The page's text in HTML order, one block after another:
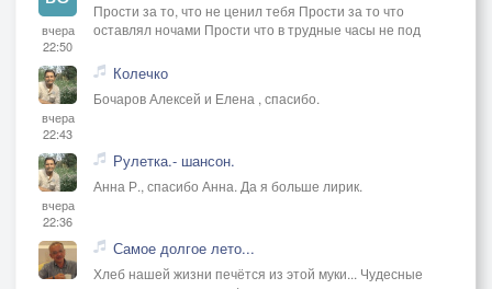
вчера
22:50
Прости за то, что не ценил тебя Прости за то что
оставлял ночами Прости что в трудные часы не под
вчера
22:43
Колечко
Бочаров Алексей и Елена , спасибо.
вчера
22:36
Рулетка.- шансон.
Анна Р., спасибо Анна. Да я больше лирик.
Самое долгое лето...
Хлеб нашей жизни печётся из этой муки... Чудесные